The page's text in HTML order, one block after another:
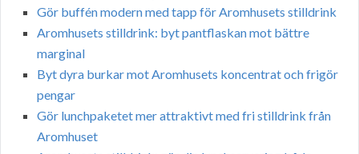
Gör buffén modern med tapp för Aromhusets stilldrink
Aromhusets stilldrink: byt pantflaskan mot bättre
marginal
Byt dyra burkar mot Aromhusets koncentrat och frigör
pengar
Gör lunchpaketet mer attraktivt med fri stilldrink från
Aromhuset